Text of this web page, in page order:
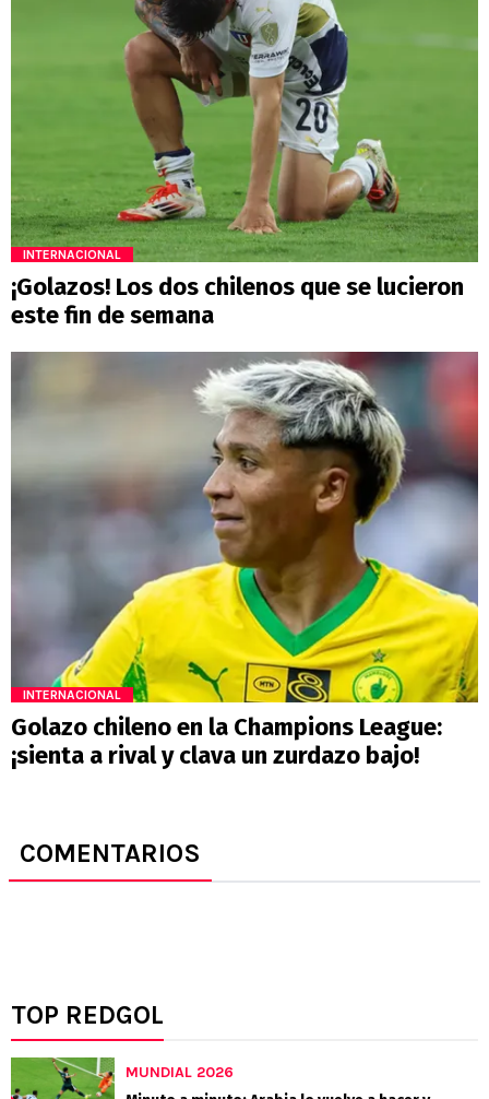
INTERNACIONAL
¡Golazos! Los dos chilenos que se lucieron
este fin de semana
INTERNACIONAL
Golazo chileno en la Champions League:
¡sienta a rival y clava un zurdazo bajo!
COMENTARIOS
TOP REDGOL
MUNDIAL 2026